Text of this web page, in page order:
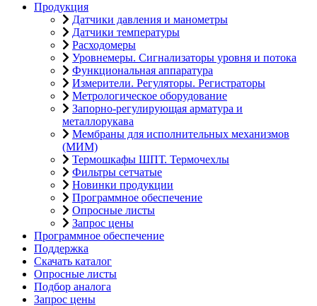
Продукция
Датчики давления и манометры
Датчики температуры
Расходомеры
Уровнемеры. Сигнализаторы уровня и потока
Функциональная аппаратура
Измерители. Регуляторы. Регистраторы
Метрологическое оборудование
Запорно-регулирующая арматура и
металлорукава
Мембраны для исполнительных механизмов
(МИМ)
Термошкафы ШПТ. Термочехлы
Фильтры сетчатые
Новинки продукции
Программное обеспечение
Опросные листы
Запрос цены
Программное обеспечение
Поддержка
Скачать каталог
Опросные листы
Подбор аналога
Запрос цены